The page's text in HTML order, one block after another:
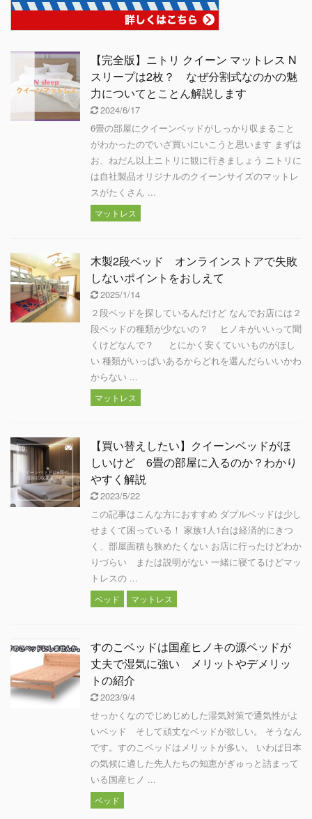
【完全版】ニトリ クイーン マットレス N
スリープは2枚？ なぜ分割式なのかの魅
力についてとことん解説します
2024/6/17
6畳の部屋にクイーンベッドがしっかり収まること
がわかったのでいざ買いにいこうと思います まずは
お、ねだん以上ニトリに観に行きましょう ニトリに
は自社製品オリジナルのクイーンサイズのマットレ
スがたくさん ...
マットレス
木製2段ベッド オンラインストアで失敗
しないポイントをおしえて
2025/1/14
２段ベッドを探しているんだけど なんでお店には２
段ベッドの種類が少ないの？ ヒノキがいいって聞
くけどなんで？ とにかく安くていいものがほし
い 種類がいっぱいあるからどれを選んだらいいかわ
からない ...
マットレス
【買い替えしたい】クイーンベッドがほ
しいけど 6畳の部屋に入るのか？わかり
やすく解説
2023/5/22
この記事はこんな方におすすめ ダブルベッドは少し
せまくて困っている！ 家族1人1台は経済的にきつ
く、部屋面積も狭めたくない お店に行ったけどわか
りづらい または説明がない 一緒に寝てるけどマッ
トレスの ...
ベッド マットレス
すのこベッドは国産ヒノキの源ベッドが
丈夫で湿気に強い メリットやデメリッ
トの紹介
2023/9/4
せっかくなのでじめじめした湿気対策で通気性がよ
いベッド そして頑丈なベッドが欲しい。 そうなん
です。すのこベッドはメリットが多い。 いわば日本
の気候に適した先人たちの知恵がぎゅっと詰まって
いる国産ヒノ ...
ベッド